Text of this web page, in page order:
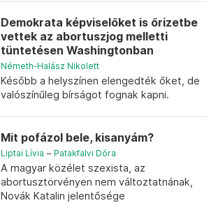
Demokrata képviselőket is őrizetbe
vettek az abortuszjog melletti
tüntetésen Washingtonban
Németh-Halász Nikolett
Később a helyszínen elengedték őket, de
valószínűleg bírságot fognak kapni.
Mit pofázol bele, kisanyám?
Liptai Lívia – Patakfalvi Dóra
A magyar közélet szexista, az
abortusztörvényen nem változtatnának,
Novák Katalin jelentősége